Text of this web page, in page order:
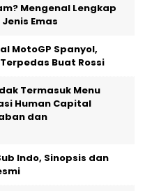
Mengenal Lengkap
Emas
MotoGP Spanyol,
Buat Rossi
Termasuk Menu
Human Capital
dan
Indo, Sinopsis dan